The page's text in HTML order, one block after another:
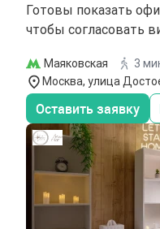
Готовы показать
чтобы согласовать
Маяковская
3
Москва, улица
Оставить заявку